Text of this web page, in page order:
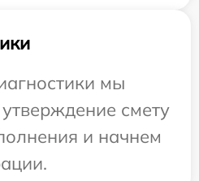
мы
смету
и начнем